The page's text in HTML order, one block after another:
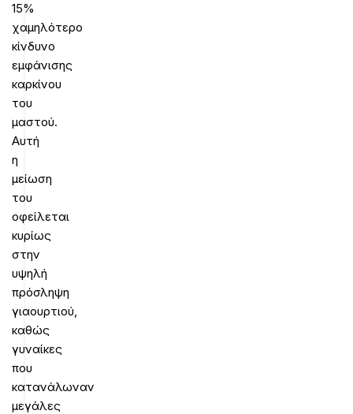
15%
χαμηλότερο
κίνδυνο
εμφάνισης
καρκίνου
του
μαστού.
Αυτή
η
μείωση
του
οφείλεται
κυρίως
στην
υψηλή
πρόσληψη
γιαουρτιού,
καθώς
γυναίκες
που
κατανάλωναν
μεγάλες